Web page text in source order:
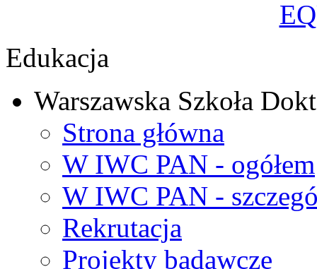
Edukacja
Warszawska Szkoła
Strona główna
W IWC PAN - ogółem
W IWC PAN -
Rekrutacja
Projekty badawcze